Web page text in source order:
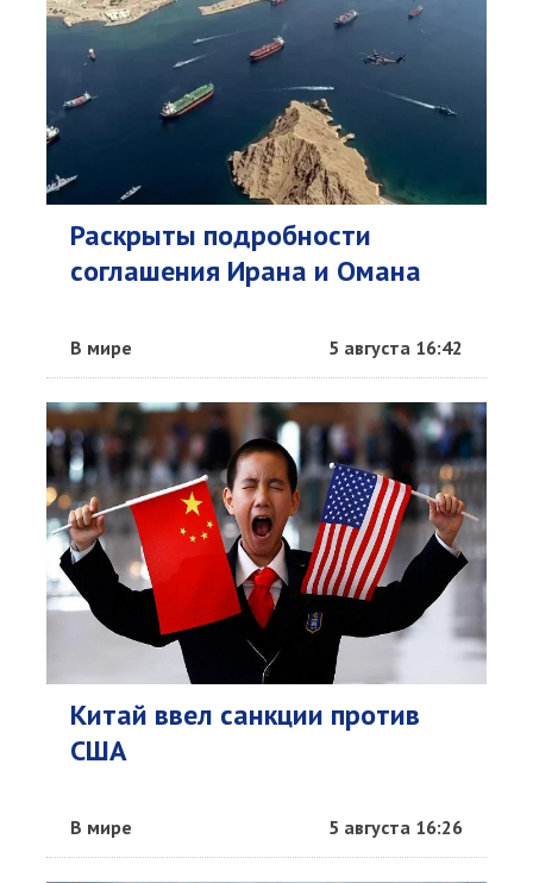
Раскрыты подробности
соглашения Ирана и Омана
В мире 5 августа 16:42
Китай ввел санкции против
США
В мире 5 августа 16:26